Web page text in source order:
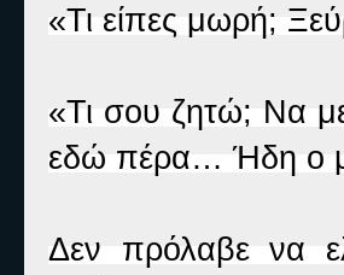
«Τι είπες μωρή;
«Τι σου ζητώ; Να
εδώ πέρα… Ήδη ο
Δεν πρόλαβε να